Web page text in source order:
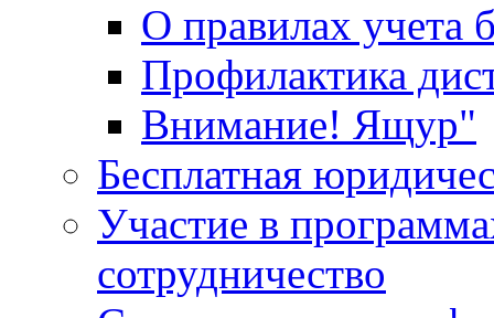
О правилах учета
Профилактика
Внимание! Ящур"
Бесплатная
Участие в
сотрудничество